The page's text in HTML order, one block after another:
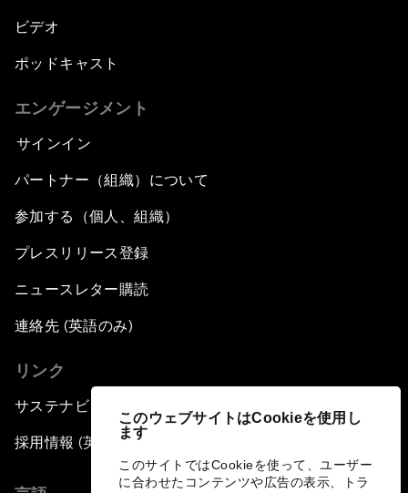
このウェブサイトはCookieを使用し
ます
このサイトではCookieを使って、ユーザー
に合わせたコンテンツや広告の表示、トラ
ビデオ
ポッドキャスト
エンゲージメント
サインイン
パートナー（組織）について
参加する（個人、組織）
プレスリリース登録
ニュースレター購読
連絡先 (英語のみ)
リンク
サステナビリティへの取り組み
採用情報 (英語のみ)